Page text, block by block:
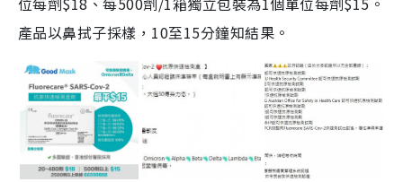
產品以鼻拭子採樣，10至15分鐘知結果。